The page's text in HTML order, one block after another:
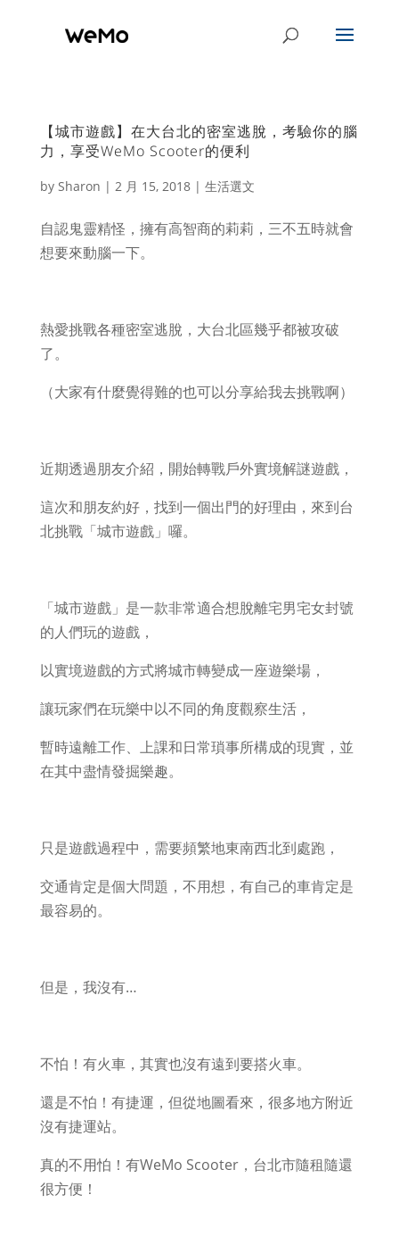
【城市遊戲】在大台北的密室逃脫，考驗你的腦
力，享受WeMo Scooter的便利
by Sharon | 2 月 15, 2018| 生活選文
自認鬼靈精怪，擁有高智商的莉莉，三不五時就會
想要來動腦一下。
熱愛挑戰各種密室逃脫，大台北區幾乎都被攻破
了。
（大家有什麼覺得難的也可以分享給我去挑戰啊）
近期透過朋友介紹，開始轉戰戶外實境解謎遊戲，
這次和朋友約好，找到一個出門的好理由，來到台
北挑戰「城市遊戲」囉。
「城市遊戲」是一款非常適合想脫離宅男宅女封號
的人們玩的遊戲，
以實境遊戲的方式將城市轉變成一座遊樂場，
讓玩家們在玩樂中以不同的角度觀察生活，
暫時遠離工作、上課和日常瑣事所構成的現實，並
在其中盡情發掘樂趣。
只是遊戲過程中，需要頻繁地東南西北到處跑，
交通肯定是個大問題，不用想，有自己的車肯定是
最容易的。
但是，我沒有…
不怕！有火車，其實也沒有遠到要搭火車。
還是不怕！有捷運，但從地圖看來，很多地方附近
沒有捷運站。
真的不用怕！有WeMo Scooter，台北市隨租隨還
很方便！